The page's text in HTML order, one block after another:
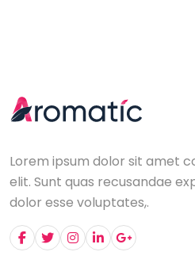
Lorem ipsum dolor sit amet
elit. Sunt quas recusandae
dolor esse voluptates,.